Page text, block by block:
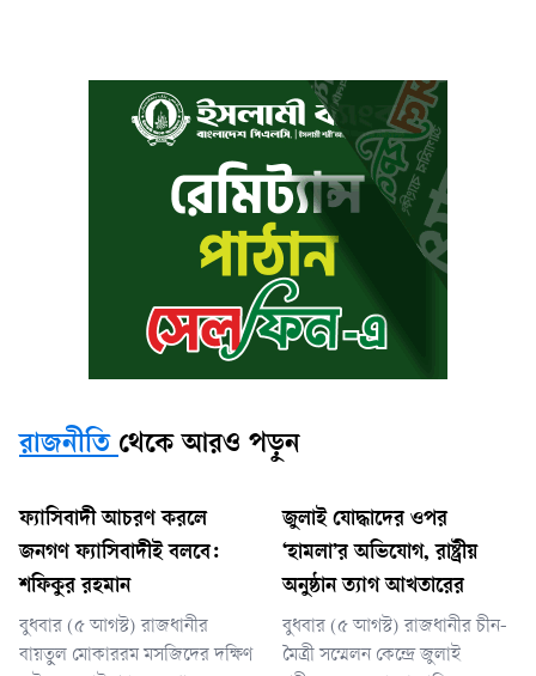
রাজনীতি থেকে আরও পড়ুন
ফ্যাসিবাদী আচরণ করলে
জনগণ ফ্যাসিবাদীই বলবে:
শফিকুর রহমান
বুধবার (৫ আগস্ট) রাজধানীর
বায়তুল মোকাররম মসজিদের দক্ষিণ
জুলাই যোদ্ধাদের ওপর
‘হামলা’র অভিযোগ, রাষ্ট্রীয়
অনুষ্ঠান ত্যাগ আখতারের
বুধবার (৫ আগস্ট) রাজধানীর চীন-
মৈত্রী সম্মেলন কেন্দ্রে জুলাই